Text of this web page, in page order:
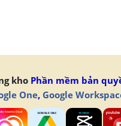
kho Phần mềm bản
One, Google